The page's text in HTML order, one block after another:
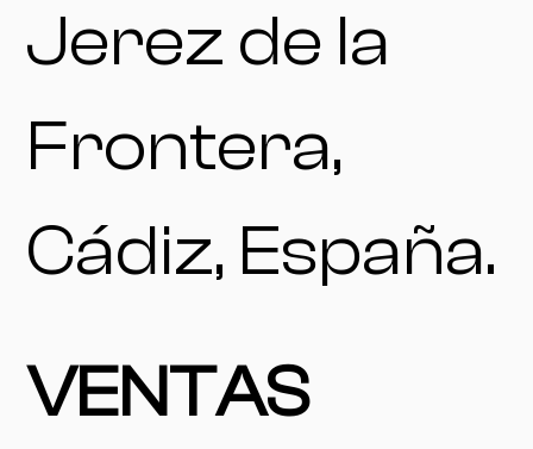
Jerez de la
Frontera,
Cádiz, España.
VENTAS